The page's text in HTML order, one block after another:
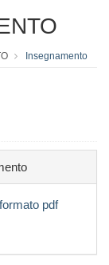
Insegnamento
pdf